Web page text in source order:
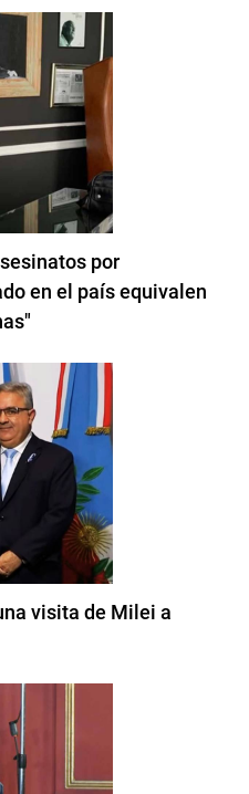
por
en el país equivalen
visita de Milei a